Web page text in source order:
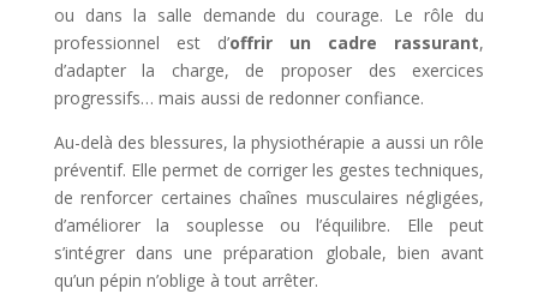
ou dans la salle demande du courage. Le rôle du
professionnel est d’offrir un cadre rassurant,
d’adapter la charge, de proposer des exercices
progressifs… mais aussi de redonner confiance.
Au-delà des blessures, la physiothérapie a aussi un rôle
préventif. Elle permet de corriger les gestes techniques,
de renforcer certaines chaînes musculaires négligées,
d’améliorer la souplesse ou l’équilibre. Elle peut
s’intégrer dans une préparation globale, bien avant
qu’un pépin n’oblige à tout arrêter.